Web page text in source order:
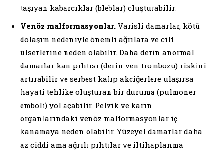
taşıyan kabarcıklar (bleblar) oluşturabilir.
Venöz malformasyonlar. Varisli damarlar, kötü
dolaşım nedeniyle önemli ağrılara ve cilt
ülserlerine neden olabilir. Daha derin anormal
damarlar kan pıhtısı (derin ven trombozu) riskini
artırabilir ve serbest kalıp akciğerlere ulaşırsa
hayati tehlike oluşturan bir duruma (pulmoner
emboli) yol açabilir. Pelvik ve karın
organlarındaki venöz malformasyonlar iç
kanamaya neden olabilir. Yüzeyel damarlar daha
az ciddi ama ağrılı pıhtılar ve iltihaplanma